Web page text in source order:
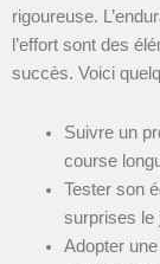
rigoureuse.
l’effort sont des
succès. Voici
Suivre un
course
Tester son
surprises le
Adopter